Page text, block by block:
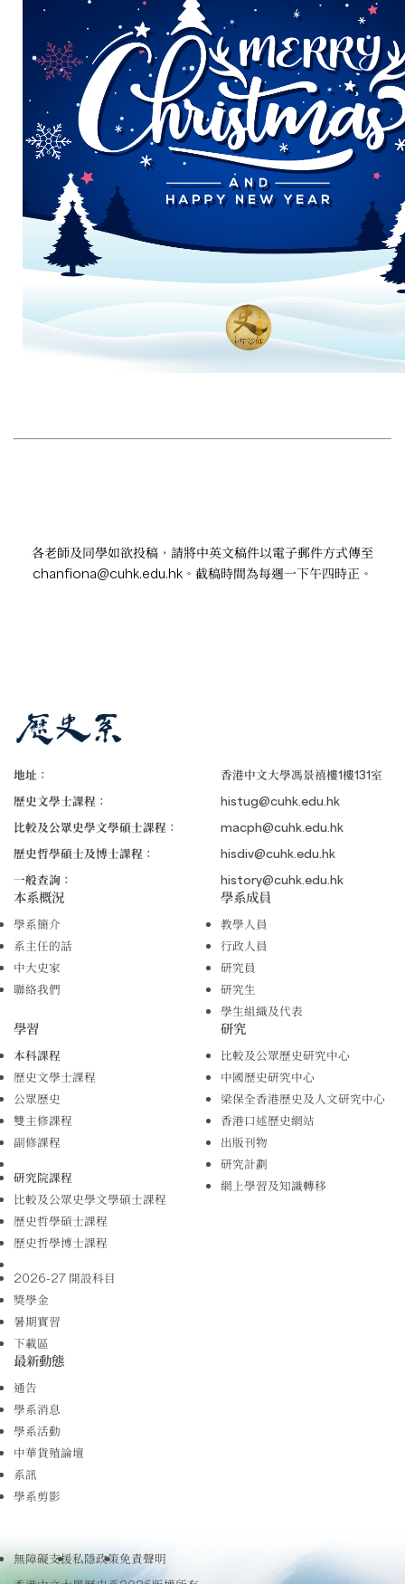
各老師及同學如欲投稿，請將中英文稿件以電子郵件方式傳至
chanfiona@cuhk.edu.hk 。截稿時間為每週一下午四時正。
地址：
香港中文大學馮景禧樓1樓131室
歷史文學士課程：
histug@cuhk.edu.hk
比較及公眾史學文學碩士課程：
macph@cuhk.edu.hk
歷史哲學碩士及博士課程：
hisdiv@cuhk.edu.hk
一般查詢：
history@cuhk.edu.hk
本系概況
學系簡介
系主任的話
中大史家
聯絡我們
學系成員
教學人員
行政人員
研究員
研究生
學生組織及代表
學習
本科課程
歷史文學士課程
公眾歷史
雙主修課程
副修課程
研究院課程
比較及公眾史學文學碩士課程
歷史哲學碩士課程
歷史哲學博士課程
2026-27 開設科目
獎學金
暑期實習
下載區
研究
比較及公眾歷史研究中心
中國歷史研究中心
梁保全香港歷史及人文研究中心
香港口述歷史網站
出版刊物
研究計劃
網上學習及知識轉移
最新動態
通告
學系消息
學系活動
中華貨殖論壇
系訊
學系剪影
無障礙支援私隱政策免責聲明